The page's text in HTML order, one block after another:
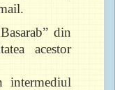
din
acestor
intermediul